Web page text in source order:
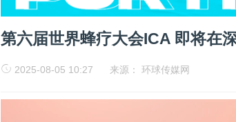
第六届世界蜂疗大会ICA 即将在
2025-08-05 10:27 来源： 环球传媒网